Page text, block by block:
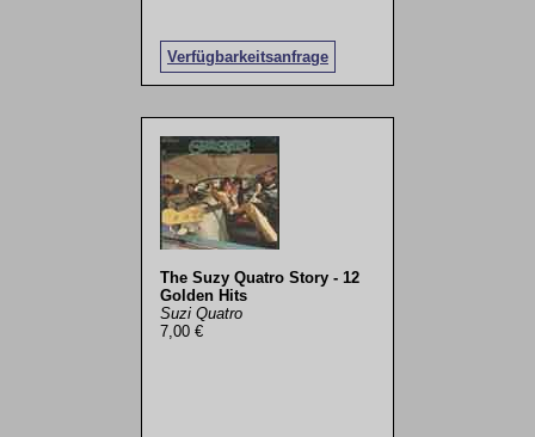
Verfügbarkeitsanfrage
The Suzy Quatro Story - 12
Golden Hits
Suzi Quatro
7,00 €